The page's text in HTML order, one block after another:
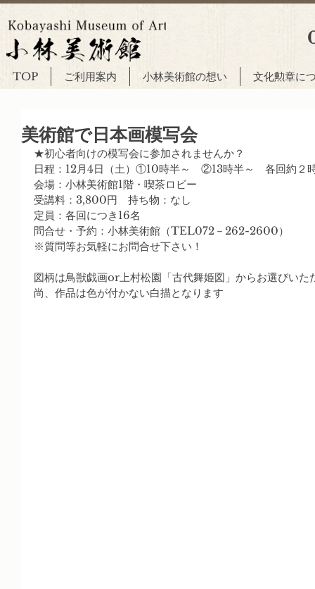
TOP ご利用案内 小林美術館の想い 文化勲章に
美術館で日本画模写会
★初心者向けの模写会に参加されませんか？
日程：12月4日（土）①10時半～　②13時半～　各回約２
会場：小林美術館1階・喫茶ロビー
受講料：3,800円　持ち物：なし
定員：各回につき16名
問合せ・予約：小林美術館（TEL072－262-2600）
※質問等お気軽にお問合せ下さい！
図柄は鳥獣戯画or上村松園「古代舞姫図」からお選びいた
尚、作品は色が付かない白描となります